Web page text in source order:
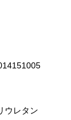
ウレタン